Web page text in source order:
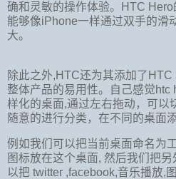
确和灵敏的操作体验。HTC Hero
能够像iPhone一样通过双手的滑
大。
除此之外,HTC还为其添加了
整体产品的易用性。自己感觉htc
样化的桌面,通过左右拖动，可以
随意的进行分类，在不同的桌面
例如我们可以把当前桌面命名为
图标放在这个桌面, 然后我们把
以把 twitter ,facebook,音乐播放,